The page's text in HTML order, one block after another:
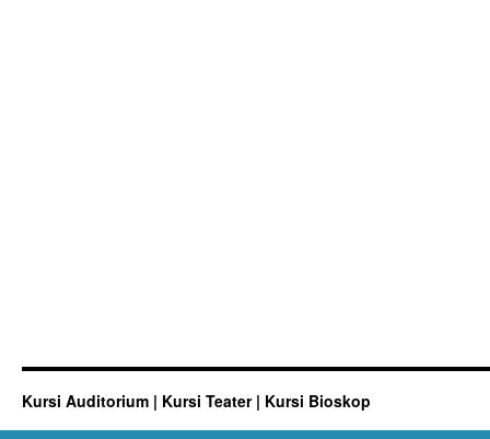
Kursi Auditorium | Kursi Teater | Kursi Bioskop